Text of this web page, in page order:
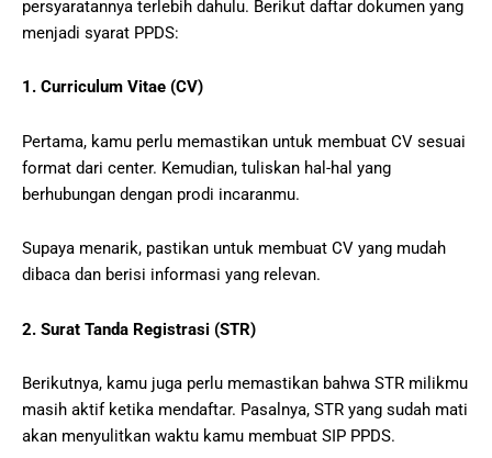
persyaratannya terlebih dahulu. Berikut daftar dokumen yang
menjadi syarat PPDS:
1. Curriculum Vitae (CV)
Pertama, kamu perlu memastikan untuk membuat CV sesuai
format dari center. Kemudian, tuliskan hal-hal yang
berhubungan dengan prodi incaranmu.
Supaya menarik, pastikan untuk membuat CV yang mudah
dibaca dan berisi informasi yang relevan.
2. Surat Tanda Registrasi (STR)
Berikutnya, kamu juga perlu memastikan bahwa STR milikmu
masih aktif ketika mendaftar. Pasalnya, STR yang sudah mati
akan menyulitkan waktu kamu membuat SIP PPDS.